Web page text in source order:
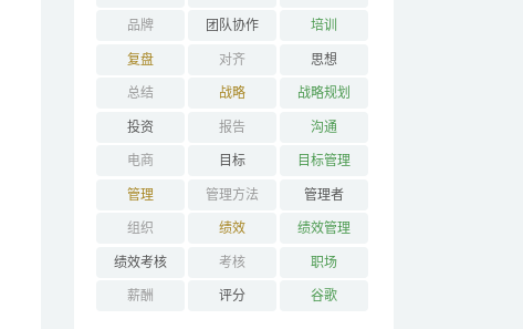
品牌 团队协作 培训
复盘 对齐 思想
总结 战略 战略规划
投资 报告 沟通
电商 目标 目标管理
管理 管理方法 管理者
组织 绩效 绩效管理
绩效考核 考核 职场
薪酬 评分 谷歌